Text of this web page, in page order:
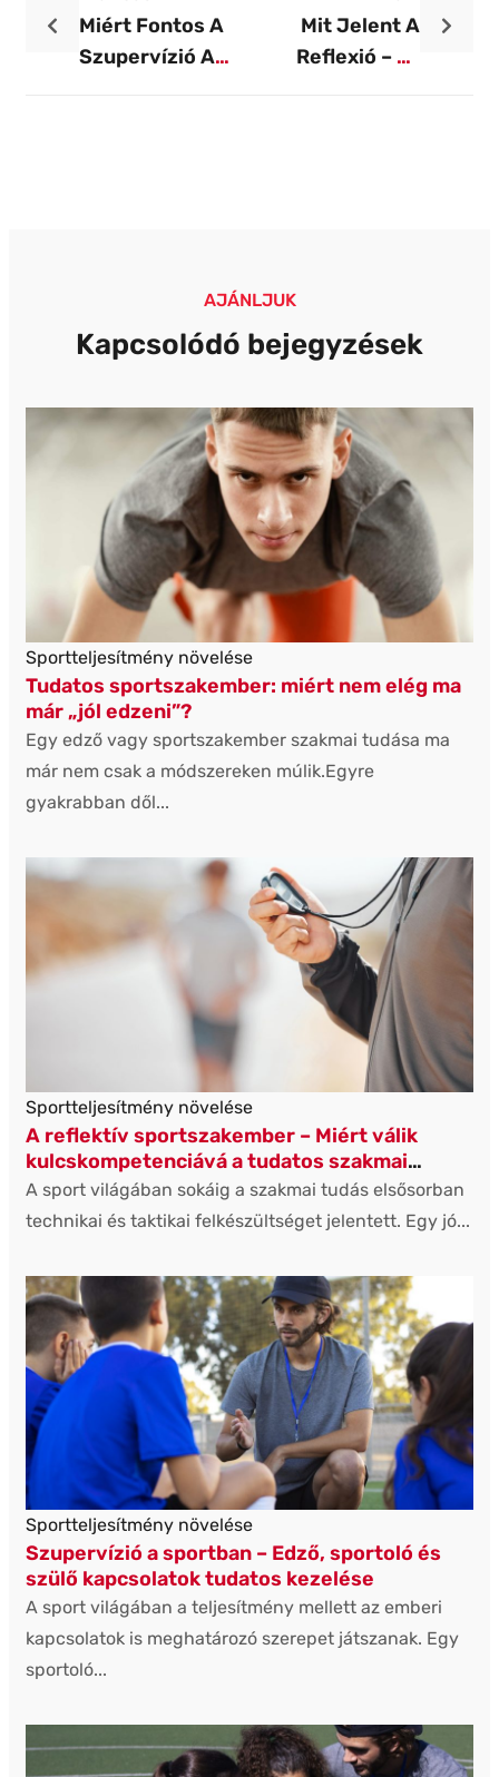
Miért Fontos A
Szupervízió A
Mit Jelent A
Reflexió – És
AJÁNLJUK
Kapcsolódó bejegyzések
Sportteljesítmény növelése
Tudatos sportszakember: miért nem elég ma
már „jól edzeni”?
Egy edző vagy sportszakember szakmai tudása ma
már nem csak a módszereken múlik.Egyre
gyakrabban dől...
Sportteljesítmény növelése
A reflektív sportszakember – Miért válik
kulcskompetenciává a tudatos szakmai
működés?
A sport világában sokáig a szakmai tudás elsősorban
technikai és taktikai felkészültséget jelentett. Egy jó...
Sportteljesítmény növelése
Szupervízió a sportban – Edző, sportoló és
szülő kapcsolatok tudatos kezelése
A sport világában a teljesítmény mellett az emberi
kapcsolatok is meghatározó szerepet játszanak. Egy
sportoló...